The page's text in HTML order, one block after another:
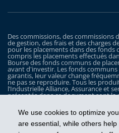
We use cookies to optimize
are essential, while others
Des commissions, des commissions
de gestion, des frais et des charges
pour les placements dans des fonds
compris les placements effectués
Bourse des fonds communs de
avant d'investir. Les fonds
garantis, leur valeur change
ne pas se reproduire. Tous les
l’Industrielle Alliance, Assurance et
présentés dans ce document sont la
sont utilisés ici qu’à titre d’illustration
Les Fonds iA Clarington sont gérés
Clarington, le logo d’iA Clarington,